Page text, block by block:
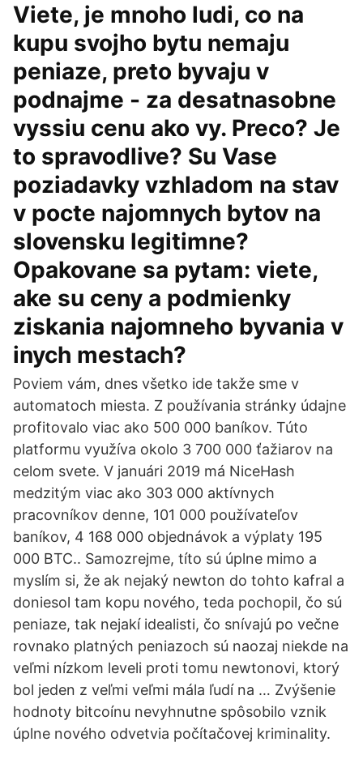
Viete, je mnoho ludi, co na
kupu svojho bytu nemaju
peniaze, preto byvaju v
podnajme - za desatnasobne
vyssiu cenu ako vy. Preco? Je
to spravodlive? Su Vase
poziadavky vzhladom na stav
v pocte najomnych bytov na
slovensku legitimne?
Opakovane sa pytam: viete,
ake su ceny a podmienky
ziskania najomneho byvania v
inych mestach?
Poviem vám, dnes všetko ide takže sme v
automatoch miesta. Z používania stránky údajne
profitovalo viac ako 500 000 baníkov. Túto
platformu využíva okolo 3 700 000 ťažiarov na
celom svete. V januári 2019 má NiceHash
medzitým viac ako 303 000 aktívnych
pracovníkov denne, 101 000 používateľov
baníkov, 4 168 000 objednávok a výplaty 195
000 BTC.. Samozrejme, títo sú úplne mimo a
myslím si, že ak nejaký newton do tohto kafral a
doniesol tam kopu nového, teda pochopil, čo sú
peniaze, tak nejakí idealisti, čo snívajú po večne
rovnako platných peniazoch sú naozaj niekde na
veľmi nízkom leveli proti tomu newtonovi, ktorý
bol jeden z veľmi veľmi mála ľudí na … Zvýšenie
hodnoty bitcoínu nevyhnutne spôsobilo vznik
úplne nového odvetvia počítačovej kriminality.